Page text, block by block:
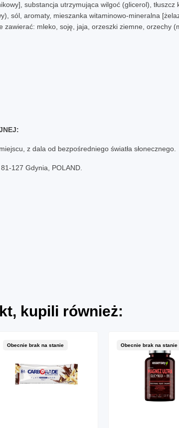
substancja utrzymująca wilgoć (glicerol),
sól, aromaty, mieszanka witaminowo-mineralna
mleko, soję, jaja, orzeszki ziemne, orzechy
z dala od bezpośredniego światła słonecznego.
127 Gdynia, POLAND.
kupili również:
Obecnie brak na stanie Obecnie brak na stanie